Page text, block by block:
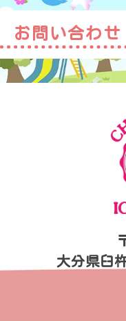
お問い合わせ
大分県臼